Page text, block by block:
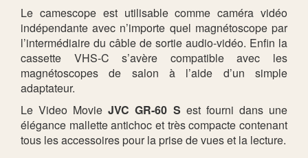
Le camescope est utilisable comme caméra vidéo
indépendante avec n’importe quel magnétoscope par
l’intermédiaire du câble de sortie audio-vidéo. Enfin la
cassette VHS-C s’avère compatible avec les
magnétoscopes de salon à l’aide d’un simple
adaptateur.
Le Video MovieJVC GR-60 S est fourni dans une
élégance mallette antichoc et très compacte contenant
tous les accessoires pour la prise de vues et la lecture.